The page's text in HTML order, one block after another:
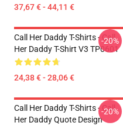
37,67 € - 44,11 €
Call Her Daddy T-Shirts - Call
Her Daddy T-Shirt V3 TP0601
24,38 € - 28,06 €
-20%
Call Her Daddy T-Shirts - Call
Her Daddy Quote Design
-20%